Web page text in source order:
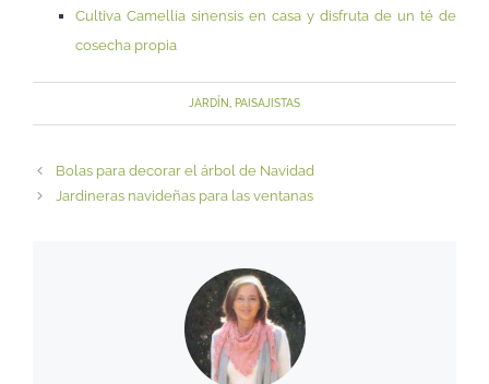
Cultiva Camellia sinensis en casa y disfruta de un té de
cosecha propia
JARDÍN PAISAJISTAS
Bolas para decorar el árbol de Navidad
Jardineras navideñas para las ventanas